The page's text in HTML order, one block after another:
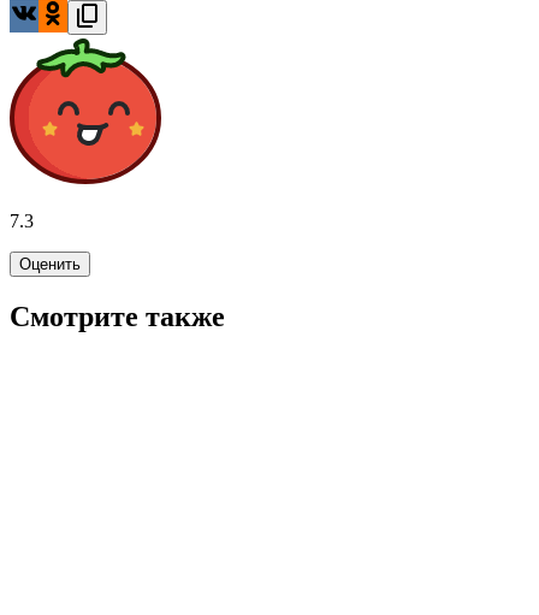
7.3
Оценить
Смотрите также